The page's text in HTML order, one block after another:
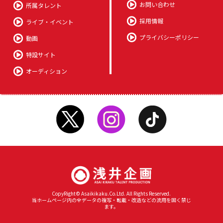
所属タレント
ライブ・イベント
動画
特設サイト
オーディション
お問い合わせ
採用情報
プライバシーポリシー
CopyRight© Asaikikaku.Co.Ltd. All Rights Reserved.
当ホームページ内の全データの複写・転載・改造などの流用を固く禁じ
ます。